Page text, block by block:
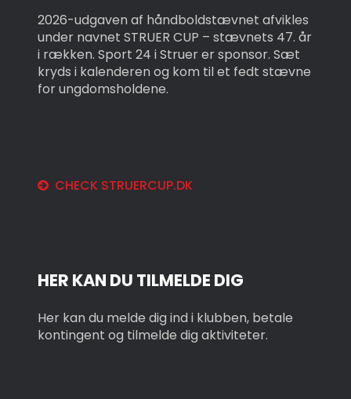
2026-udgaven af håndboldstævnet afvikles
under navnet STRUER CUP – stævnets 47. år
i rækken. Sport 24 i Struer er sponsor. Sæt
kryds i kalenderen og kom til et fedt stævne
for ungdomsholdene.
CHECK STRUERCUP.DK
HER KAN DU TILMELDE DIG
Her kan du melde dig ind i klubben, betale
kontingent og tilmelde dig aktiviteter.